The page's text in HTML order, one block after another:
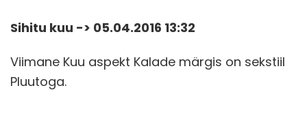
Sihitu kuu -> 05.04.2016 13:32
Viimane Kuu aspekt Kalade märgis on sekstiil
Pluutoga.